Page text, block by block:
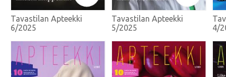
Tavastilan Apteekki
6/2025
Tavastilan Apteekki
5/2025
4/